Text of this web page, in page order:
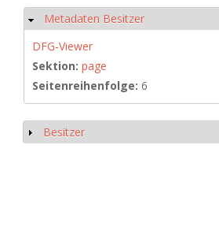
Hide
Metadaten Besitzer
DFG-Viewer
Sektion: page
Seitenreihenfolge: 6
Show
Besitzer